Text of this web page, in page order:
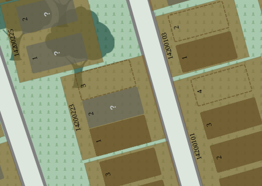
14200223
14200101
14200103
14200225
2
3
4
1
2
3
1
2
3
1
2